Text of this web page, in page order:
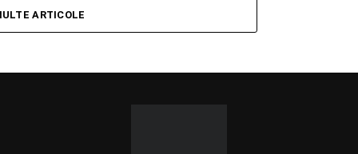
ARTICOLE